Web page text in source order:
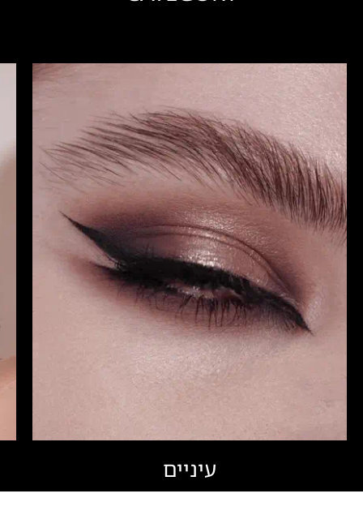
עיניים